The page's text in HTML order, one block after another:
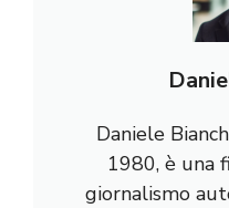
Daniele
1980, è una
giornalismo